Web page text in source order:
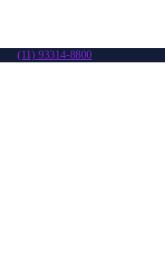
(11) 93314-8800